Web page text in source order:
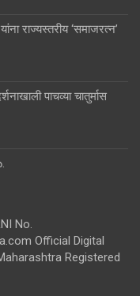
राज्यस्तरीय ‘समाजरत्न’
पाचव्या चातुर्मास
No.
Official Digital
Registered